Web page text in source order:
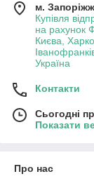
м.
Купівля
на рахунок
Києва,
Україна
Контакти
Сьогодні
Показати
Про нас